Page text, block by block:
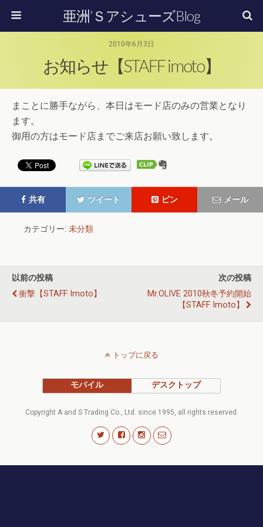
亜洲’ＳアシューズBlog
2010年6月3日
お知らせ【STAFF imoto】
まことに勝手ながら、本日はモード店のみの営業となり
ます。
御用の方はモード店までご来店お願い致します。
共有 ツイート ピン メール
カテゴリー: 未分類
以前の投稿
衝撃【STAFF Imoto】
次の投稿
Mr.OLIVE 2010秋冬予約開始
【STAFF Imoto】
トップに戻る
モバイル デスクトップ
Copyright A and S Trading Co., Ltd. since 1995, all rights reserved.